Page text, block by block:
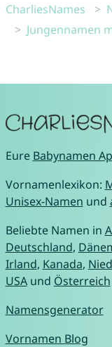
CharliesNames
Jungennamen
Eure Babynamen
Vornamenlexikon:
Unisex-Namen und
Beliebte Namen in
Deutschland,
Irland, Kanada,
USAund Österreich
Namensgenerator
Vornamen Blog